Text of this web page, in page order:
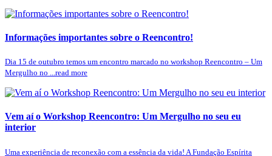
Informações importantes sobre o Reencontro!
Dia 15 de outubro temos um encontro marcado no workshop Reencontro – Um
Mergulho no ...read more
Vem aí o Workshop Reencontro: Um Mergulho no seu eu
interior
Uma experiência de reconexão com a essência da vida! A Fundação Espírita